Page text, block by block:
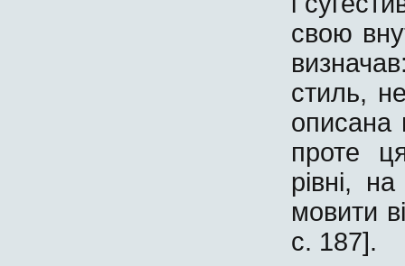
свою
стиль,
описана
проте
рівні,
мовити
с. 187].